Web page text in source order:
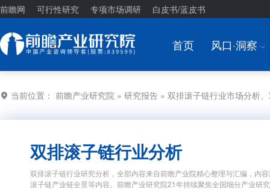
前瞻网 可行性研究 专项市场调研 白皮书/蓝皮书
首页 风口·洞察 I
当前位置： 前瞻产业研究院 » 研究报告 » 双排滚子链行业市场分析
双排滚子链行业分析
双排滚子链行业研究分析，全部内容来自前瞻产业院精心整理与汇编，内
滚子链产业链全景等内容。前瞻产业研究院21年持续聚焦全国细分产业研